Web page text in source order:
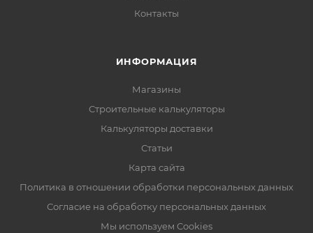
Контакты
ИНФОРМАЦИЯ
Магазины
Строительные калькуляторы
Калькуляторы доставки
Статьи
Карта сайта
Политика в отношении обработки персональных данных
Согласие на обработку персональных данных
Мы используем Cookies